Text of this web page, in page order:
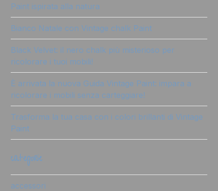
Paint ispirata alla natura
Bianco Natale con Vintage chalk Paint
Black Velvet: il nero chalk più misterioso per
ricolorare i tuoi mobili!
È arrivata la nuova Guida Vintage Paint: impara a
ricolorare i mobili senza carteggiare!
Trasforma la tua casa con i colori brillanti di Vintage
Paint
categorie
accessori